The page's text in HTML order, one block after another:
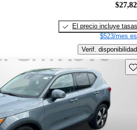
El precio incluye tasas
$523/mes
Verif. disponibilidad